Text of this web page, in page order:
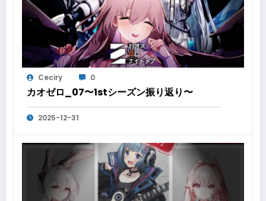
Ceciry 0
カオゼロ_07〜1stシーズン振り返り〜
2025-12-31